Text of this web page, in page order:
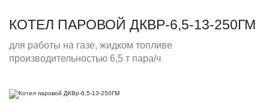
КОТЕЛ ПАРОВОЙ ДКВР-6,5-13-250ГМ
для работы на газе, жидком топливе
производительностью 6,5 т пара/ч